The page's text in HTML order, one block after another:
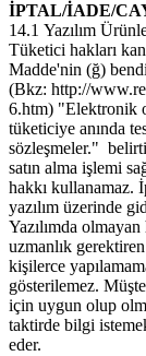
İPTAL/İADE/
14.1 Yazılım
Tüketici hakları
Madde'nin (ğ)
(Bkz: http://
6.htm) "Elektronik
tüketiciye anında
sözleşmeler."
satın alma işlemi
hakkı kullanamaz.
yazılım üzerinde
Yazılımda
uzmanlık
kişilerce
gösterilemez.
için uygun olup
taktirde bilgi
eder.